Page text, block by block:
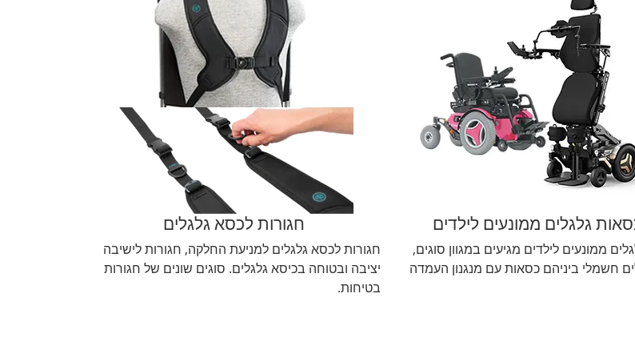
גלגלים ממונעים לילדים
ממונעים לילדים מגיעים במגוון סוגים,
חשמלי ביניהם כסאות עם מנגנון העמדה
חגורות לכסא גלגלים
חגורות לכסא גלגלים למניעת החלקה, חגורות לישיבה
יציבה ובטוחה בכיסא גלגלים. סוגים שונים של חגורות
בטיחות.